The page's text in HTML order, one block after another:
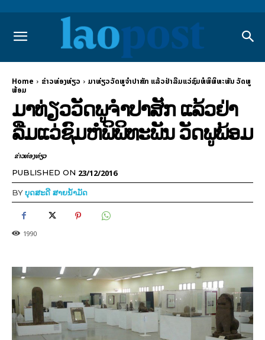
Home ​ຂ່າວທ່ອງທ່ຽວ
ມາທ່ຽວວັດພູຈຳປາສັກ ແລ້ວຢ່າລືມແວ່ຊົມຫໍພິພິທະພັນ ວັດພູ
ພ້ອມ
ມາທ່ຽວວັດພູຈຳປາສັກ ແລ້ວຢ່າ
ລືມແວ່ຊົມຫໍພິພິທະພັນ ວັດພູພ້ອມ
​ຂ່າວທ່ອງທ່ຽວ
PUBLISHED ON 23/12/2016
BYບຸດສະດີ ສາຍນ້ຳມັດ
1990